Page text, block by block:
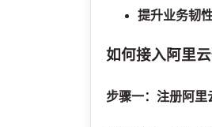
提升业务韧性
如何接入阿里云
步骤一：注册阿里